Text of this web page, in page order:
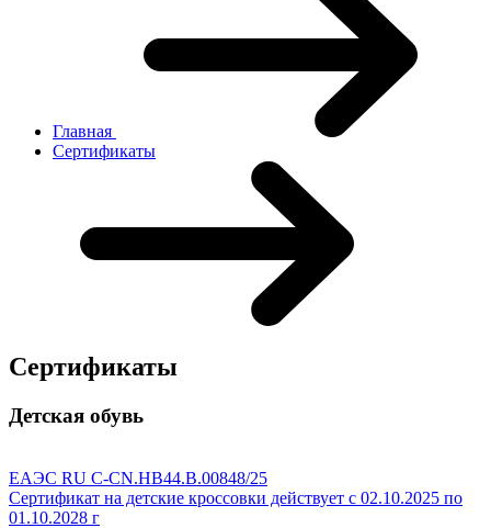
Главная
Сертификаты
Сертификаты
Детская обувь
ЕАЭС RU C-CN.HB44.B.00848/25
Сертификат на детские кроссовки действует с 02.10.2025 по
01.10.2028 г